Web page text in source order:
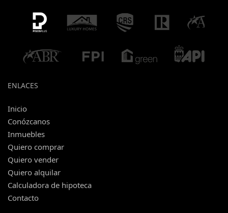
ENLACES
Inicio
Conózcanos
Inmuebles
Quiero comprar
Quiero vender
Quiero alquilar
Calculadora de hipoteca
Contacto